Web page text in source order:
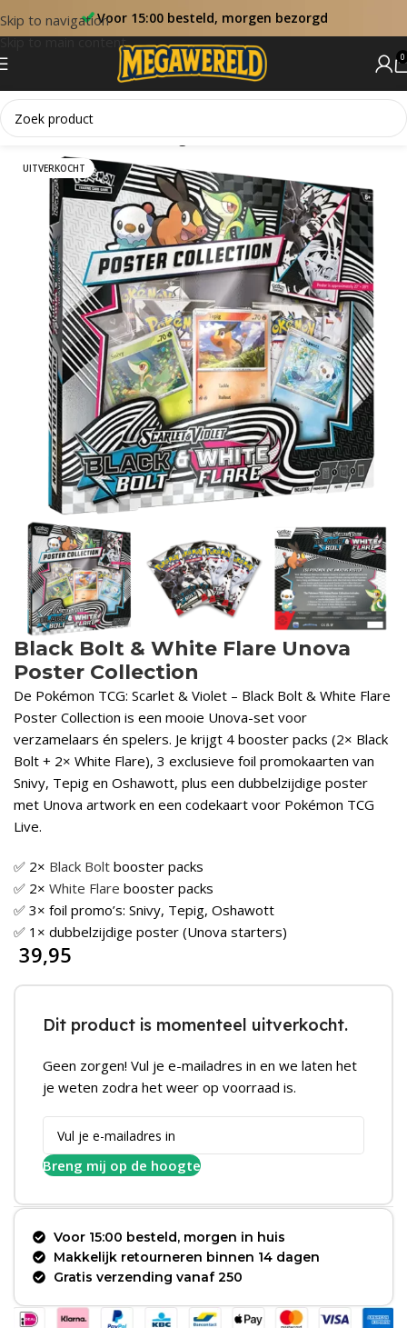
Skip to navigation
Skip to main content
Voor 15:00 besteld, morgen bezorgd
0
Home Sets Black Bolt Engels
UITVERKOCHT
Black Bolt & White Flare Unova
Poster Collection
De Pokémon TCG: Scarlet & Violet – Black Bolt & White Flare
Poster Collection is een mooie Unova-set voor
verzamelaars én spelers. Je krijgt 4 booster packs (2× Black
Bolt + 2× White Flare), 3 exclusieve foil promokaarten van
Snivy, Tepig en Oshawott, plus een dubbelzijdige poster
met Unova artwork en een codekaart voor Pokémon TCG
Live.
✅ 2× Black Bolt booster packs
✅ 2× White Flare booster packs
✅ 3× foil promo’s: Snivy, Tepig, Oshawott
✅ 1× dubbelzijdige poster (Unova starters)
39,95
Dit product is momenteel uitverkocht.
Geen zorgen! Vul je e-mailadres in en we laten het
je weten zodra het weer op voorraad is.
Breng mij op de hoogte
Voor 15:00 besteld, morgen in huis
Makkelijk retourneren binnen 14 dagen
Gratis verzending vanaf 250